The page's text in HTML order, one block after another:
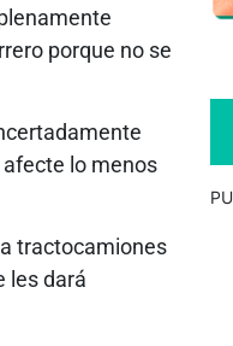
porque no se
lo menos
tractocamiones
les dará